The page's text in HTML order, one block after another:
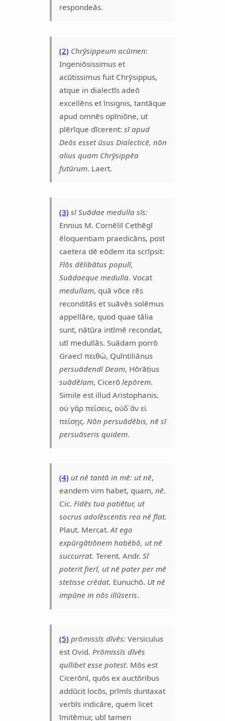
respondeās.
(2) Chrӯsippeum acūmen:
Ingeniōsissimus et
acūtissimus fuit Chrӯsippus,
atque in dialectīs adeō
excellēns et īnsignis, tantāque
apud omnēs opīniōne, ut
plērīque dīcerent:sī apud
Deōs esset ūsus Dialecticē, nōn
alius quam Chrӯsippēa
futūrum. Laert.
(3) sī Suādae medulla sīs:
Ennius M. Cornēliī Cethēgī
ēloquentiam praedicāns, post
caetera dē eōdem ita scrīpsit:
Flōs dēlibātus populī,
Suādaeque medulla. Vocat
medullam, quā vōce rēs
reconditās et suāvēs solēmus
appellāre, quod quae tālia
sunt, nātūra intīmē recondat,
utī medullās. Suādam porrō
Graecī πειθὼ, Quīntiliānus
persuādendī Deam, Hōrātius
suādēlam, Cicerōlepōrem.
Simile est illud Aristophanis.
οὐ γὰρ πείσεις, οὐδ᾽ἄν εἰ
πείσῃς. Nōn persuādēbis, nē sī
persuāseris quidem.
(4) ut nē tantō in mē: ut nē,
eandem vim habet, quam,nē.
Cic.Fidēs tua patiētur, ut
socrus adolēscentis rea nē fīat.
Plaut. Mercat.At ego
expūrgātiōnem habēbō, ut nē
succurrat. Terent. Andr.Sī
poterit fierī, ut nē pater per mē
stetisse crēdat. Eunuchō. Ut nē
impūne in nōs illūseris.
(5) prōmissīs dīvēs: Versiculus
est Ovid.Prōmissīs dīvēs
quīlibet esse potest. Mōs est
Cicerōnī, quōs ex auctōribus
addūcit locōs, prīmīs duntaxat
verbīs indicāre, quem licet
īmitēmur, ubī tamen